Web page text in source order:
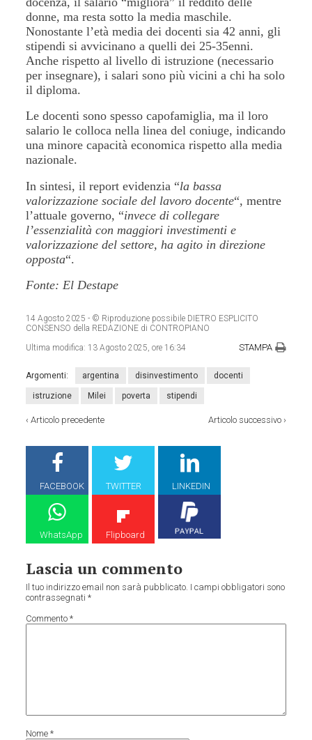
donne, ma resta sotto la media maschile.
Nonostante l’età media dei docenti sia 42 anni, gli
stipendi si avvicinano a quelli dei 25-35enni.
Anche rispetto al livello di istruzione (necessario
per insegnare), i salari sono più vicini a chi ha solo
il diploma.
Le docenti sono spesso capofamiglia, ma il loro
salario le colloca nella linea del coniuge, indicando
una minore capacità economica rispetto alla media
nazionale.
In sintesi, il report evidenzia “la bassa
valorizzazione sociale del lavoro docente“, mentre
l’attuale governo, “invece di collegare
l’essenzialità con maggiori investimenti e
valorizzazione del settore, ha agito in direzione
opposta“.
Fonte: El Destape
14 Agosto 2025 - © Riproduzione possibile DIETRO ESPLICITO
CONSENSO della REDAZIONE di CONTROPIANO
Ultima modifica: 13 Agosto 2025, ore 16:34 STAMPA
Argomenti: argentina disinvestimento docenti
istruzione Milei poverta stipendi
‹Articolo precedente Articolo successivo›
FACEBOOK TWITTER LINKEDIN
WhatsApp Flipboard
Lascia un commento
Il tuo indirizzo email non sarà pubblicato. I campi obbligatori sono
contrassegnati*
Commento*
Nome*